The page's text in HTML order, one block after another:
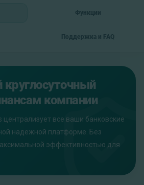
Функции
Поддержка и FAQ
компании
централизует все ваши банковские
надежной платформе. Без
эффективностью для